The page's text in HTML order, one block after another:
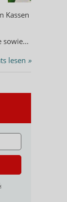
Kassen
sowie...
lesen »